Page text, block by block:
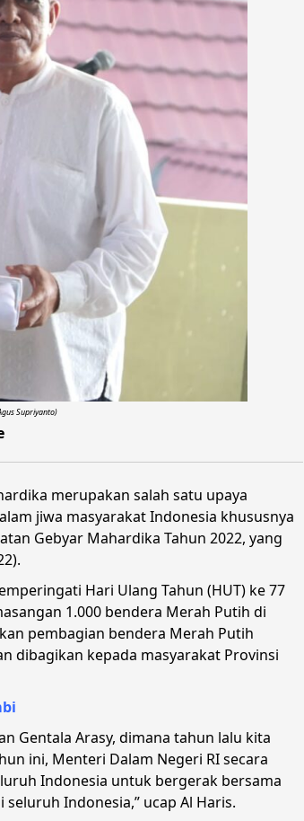
Supriyanto)
merupakan salah satu upaya
jiwa masyarakat Indonesia khususnya
Gebyar Mahardika Tahun 2022, yang
Hari Ulang Tahun (HUT) ke 77
1.000 bendera Merah Putih di
pembagian bendera Merah Putih
dibagikan kepada masyarakat Provinsi
Gentala Arasy, dimana tahun lalu kita
ini, Menteri Dalam Negeri RI secara
Indonesia untuk bergerak bersama
Indonesia,” ucap Al Haris.